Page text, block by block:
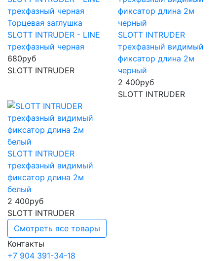
Торцевая заглушка
SLOTT INTRUDER - LINE
трехфазный черная
680руб
SLOTT INTRUDER
SLOTT INTRUDER
трехфазный видимый
фиксатор длина 2м
черный
2 400руб
SLOTT INTRUDER
SLOTT INTRUDER
трехфазный видимый
фиксатор длина 2м
белый
2 400руб
SLOTT INTRUDER
Смотреть все товары
Контакты
+7 904 391-34-18